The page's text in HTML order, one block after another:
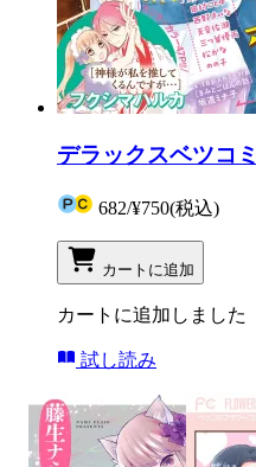
デラックスベツコミ
682/¥750(税込)
カートに追加
カートに追加しました
試し読み